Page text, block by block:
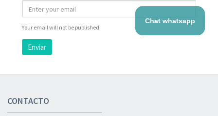
Your email will not be published
Enviar
CONTACTO
Chat whatsapp